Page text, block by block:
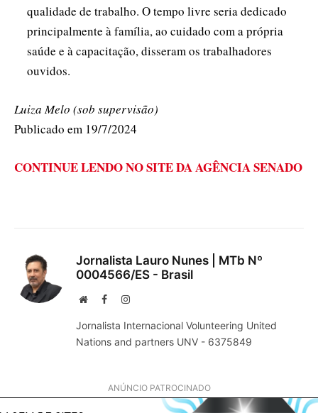
qualidade de trabalho. O tempo livre seria dedicado
principalmente à família, ao cuidado com a própria
saúde e à capacitação, disseram os trabalhadores
ouvidos.
Luiza Melo (sob supervisão)
Publicado em 19/7/2024
CONTINUE LENDO NO SITE DA AGÊNCIA SENADO
Jornalista Lauro Nunes | MTb Nº
0004566/ES - Brasil
WebsiteFacebookInstagram
Jornalista Internacional Volunteering United
Nations and partners UNV - 6375849
ANÚNCIO PATROCINADO